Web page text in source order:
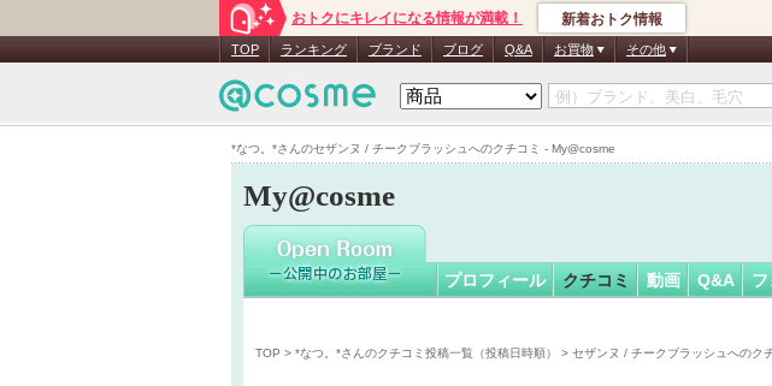
*なつ。*さんのセザンヌ / チークブラッシュへのクチコミ - My@cosme
おトクにキレイになる情報が満載！ 新着おトク情報
TOP ランキング ブランド ブログ Q&A お買物 その他
My@cosme
*なつ。*さん
プロフィール クチコミ 動画 Q&A
TOP > *なつ。*さんのクチコミ投稿一覧（投稿日時順） > セザンヌ / チークブラッシュへのク